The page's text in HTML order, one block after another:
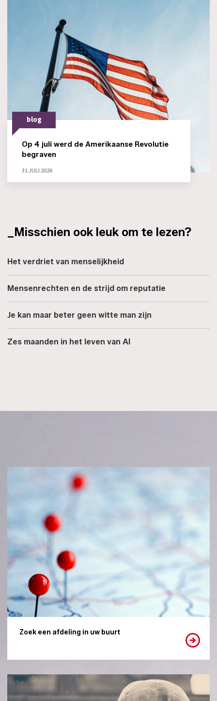
blog
Op 4 juli werd de Amerikaanse Revolutie
begraven
31 JULI 2026
_Misschien ook leuk om te lezen?
Het verdriet van menselijkheid
Mensenrechten en de strijd om reputatie
Je kan maar beter geen witte man zijn
Zes maanden in het leven van AI
Zoek een afdeling in uw buurt